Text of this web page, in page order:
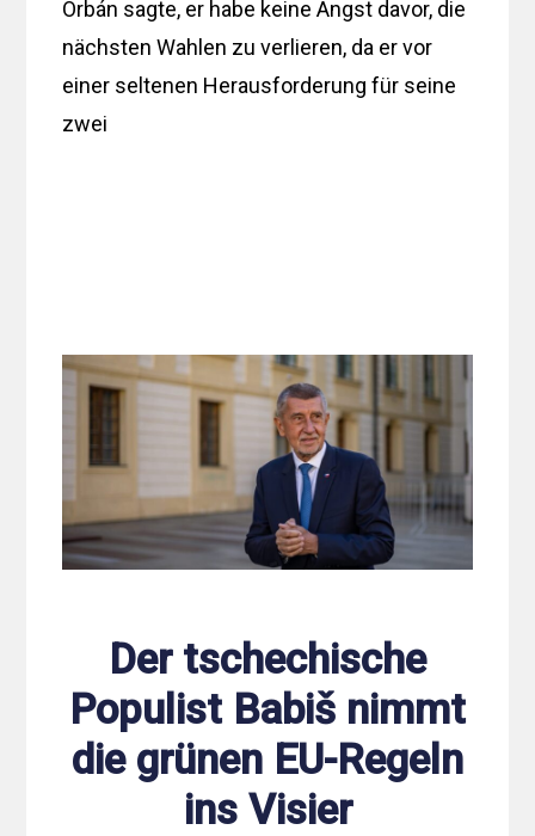
Orbán sagte, er habe keine Angst davor, die
nächsten Wahlen zu verlieren, da er vor
einer seltenen Herausforderung für seine
zwei
Der tschechische
Populist Babiš nimmt
die grünen EU-Regeln
ins Visier